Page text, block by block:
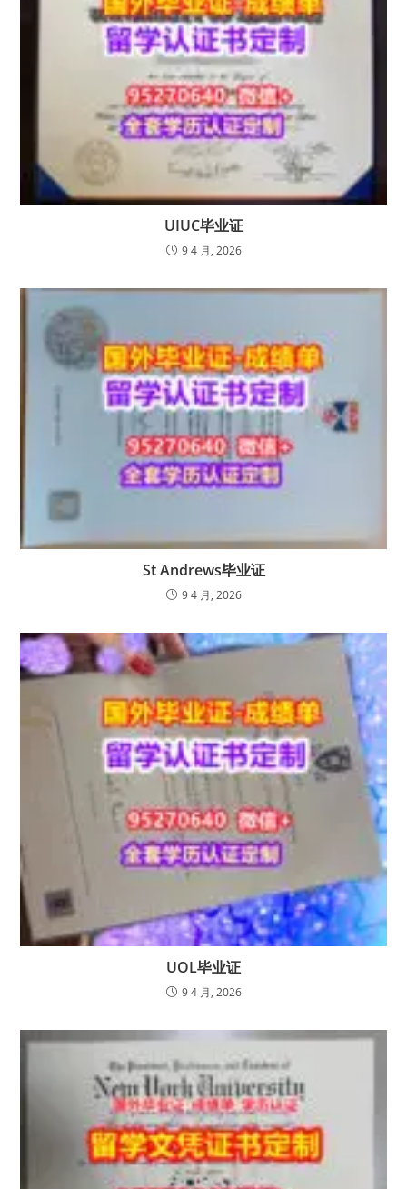
UIUC毕业证
9 4 月, 2026
St Andrews毕业证
9 4 月, 2026
UOL毕业证
9 4 月, 2026